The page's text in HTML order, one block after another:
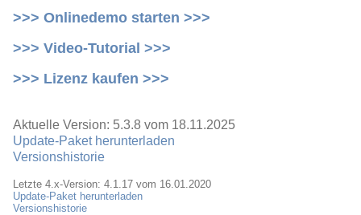
>>> Onlinedemo starten >>>
>>> Video-Tutorial >>>
>>> Lizenz kaufen >>>
Aktuelle Version: 5.3.8 vom 18.11.2025
Update-Paket herunterladen
Versionshistorie
Letzte 4.x-Version: 4.1.17 vom 16.01.2020
Update-Paket herunterladen
Versionshistorie